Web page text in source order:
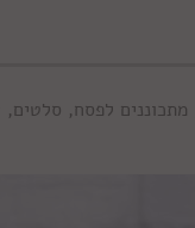
מתכוננים לפסח, סלטים,